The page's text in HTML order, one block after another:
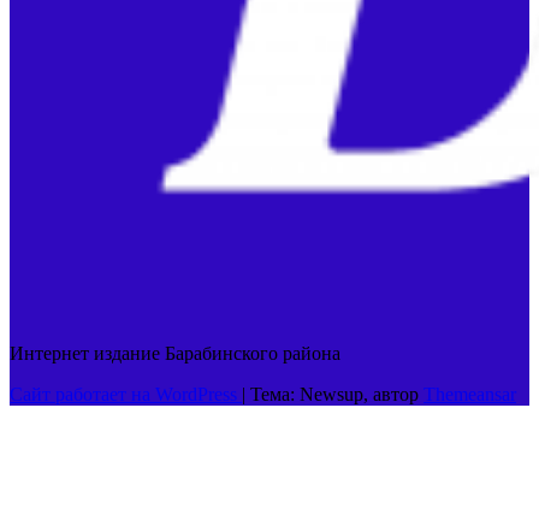
Интернет издание Барабинского района
Сайт работает на WordPress | Тема: Newsup, автор Themeansar